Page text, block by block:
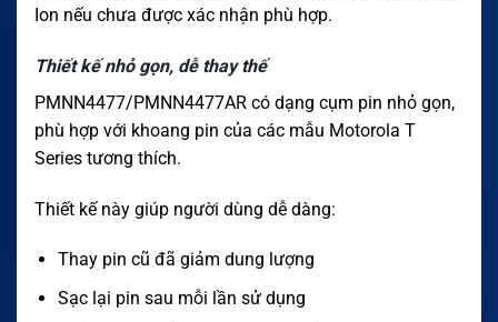
Ion nếu chưa được xác nhận phù hợp.
Thiết kế nhỏ gọn, dễ thay thế
PMNN4477/PMNN4477AR có dạng cụm pin nhỏ gọn,
phù hợp với khoang pin của các mẫu Motorola T
Series tương thích.
Thiết kế này giúp người dùng dễ dàng:
Thay pin cũ đã giảm dung lượng
Sạc lại pin sau mỗi lần sử dụng